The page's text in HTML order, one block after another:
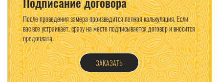
После проведения замера произведится полная калькуляция. Если
вас все устраивает, сразу на месте подписывается договор и вносится
предоплата.
ЗАКАЗАТЬ